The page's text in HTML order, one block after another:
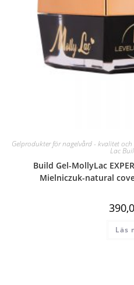
Gelprodukter för nagelvård - kvalitet
Lac
Build Gel-MollyLac
Mielniczuk-natural
Läs